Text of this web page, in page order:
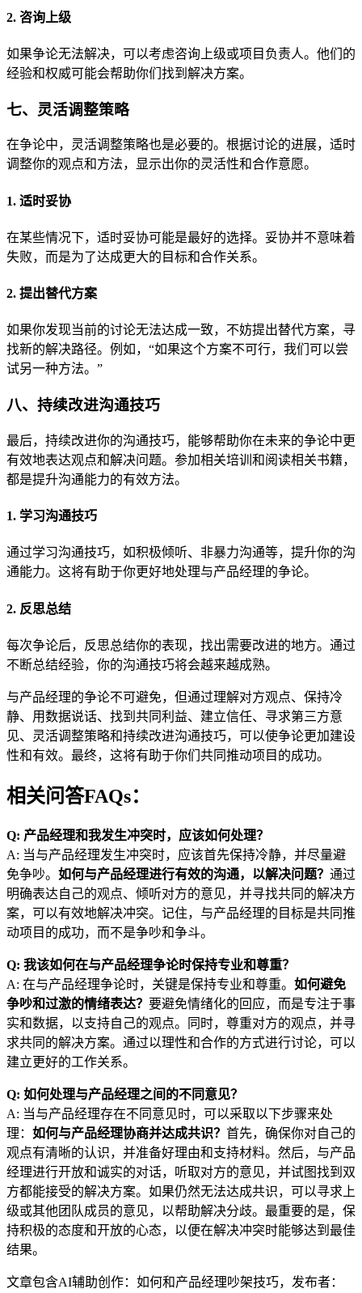
2. 咨询上级
如果争论无法解决，可以考虑咨询上级或项目负责人。他们的
经验和权威可能会帮助你们找到解决方案。
七、灵活调整策略
在争论中，灵活调整策略也是必要的。根据讨论的进展，适时
调整你的观点和方法，显示出你的灵活性和合作意愿。
1. 适时妥协
在某些情况下，适时妥协可能是最好的选择。妥协并不意味着
失败，而是为了达成更大的目标和合作关系。
2. 提出替代方案
如果你发现当前的讨论无法达成一致，不妨提出替代方案，寻
找新的解决路径。例如，“如果这个方案不可行，我们可以尝
试另一种方法。”
八、持续改进沟通技巧
最后，持续改进你的沟通技巧，能够帮助你在未来的争论中更
有效地表达观点和解决问题。参加相关培训和阅读相关书籍，
都是提升沟通能力的有效方法。
1. 学习沟通技巧
通过学习沟通技巧，如积极倾听、非暴力沟通等，提升你的沟
通能力。这将有助于你更好地处理与产品经理的争论。
2. 反思总结
每次争论后，反思总结你的表现，找出需要改进的地方。通过
不断总结经验，你的沟通技巧将会越来越成熟。
与产品经理的争论不可避免，但通过理解对方观点、保持冷
静、用数据说话、找到共同利益、建立信任、寻求第三方意
见、灵活调整策略和持续改进沟通技巧，可以使争论更加建设
性和有效。最终，这将有助于你们共同推动项目的成功。
相关问答FAQs：
Q: 产品经理和我发生冲突时，应该如何处理？
A: 当与产品经理发生冲突时，应该首先保持冷静，并尽量避
免争吵。 如何与产品经理进行有效的沟通，以解决问题？ 通过
明确表达自己的观点、倾听对方的意见，并寻找共同的解决方
案，可以有效地解决冲突。记住，与产品经理的目标是共同推
动项目的成功，而不是争吵和争斗。
Q: 我该如何在与产品经理争论时保持专业和尊重？
A: 在与产品经理争论时，关键是保持专业和尊重。 如何避免
争吵和过激的情绪表达？ 要避免情绪化的回应，而是专注于事
实和数据，以支持自己的观点。同时，尊重对方的观点，并寻
求共同的解决方案。通过以理性和合作的方式进行讨论，可以
建立更好的工作关系。
Q: 如何处理与产品经理之间的不同意见？
A: 当与产品经理存在不同意见时，可以采取以下步骤来处
理： 如何与产品经理协商并达成共识？ 首先，确保你对自己的
观点有清晰的认识，并准备好理由和支持材料。然后，与产品
经理进行开放和诚实的对话，听取对方的意见，并试图找到双
方都能接受的解决方案。如果仍然无法达成共识，可以寻求上
级或其他团队成员的意见，以帮助解决分歧。最重要的是，保
持积极的态度和开放的心态，以便在解决冲突时能够达到最佳
结果。
文章包含AI辅助创作：如何和产品经理吵架技巧，发布者：